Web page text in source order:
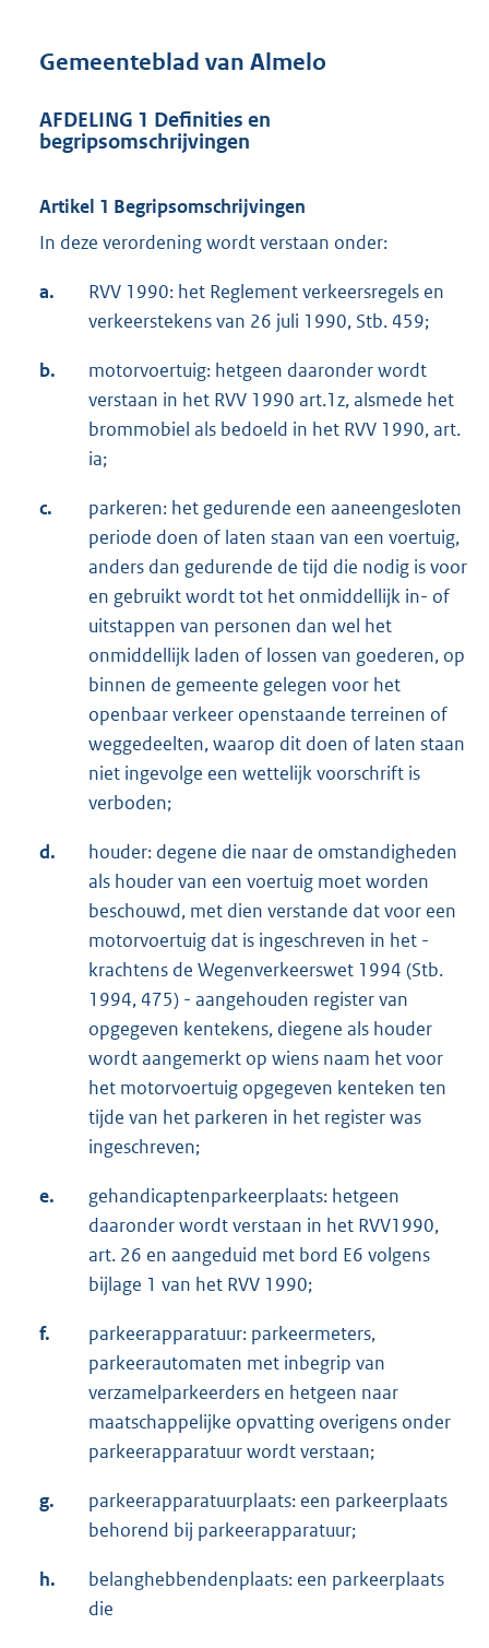
Gemeenteblad van Almelo
AFDELING 1 Definities en
begripsomschrijvingen
Artikel 1 Begripsomschrijvingen
In deze verordening wordt verstaan onder:
a.
RVV 1990: het Reglement verkeersregels en
verkeerstekens van 26 juli 1990, Stb. 459;
b.
motorvoertuig: hetgeen daaronder wordt
verstaan in het RVV 1990 art.1z, alsmede het
brommobiel als bedoeld in het RVV 1990, art.
ia;
c.
parkeren: het gedurende een aaneengesloten
periode doen of laten staan van een voertuig,
anders dan gedurende de tijd die nodig is voor
en gebruikt wordt tot het onmiddellijk in- of
uitstappen van personen dan wel het
onmiddellijk laden of lossen van goederen, op
binnen de gemeente gelegen voor het
openbaar verkeer openstaande terreinen of
weggedeelten, waarop dit doen of laten staan
niet ingevolge een wettelijk voorschrift is
verboden;
d.
houder: degene die naar de omstandigheden
als houder van een voertuig moet worden
beschouwd, met dien verstande dat voor een
motorvoertuig dat is ingeschreven in het -
krachtens de Wegenverkeerswet 1994 (Stb.
1994, 475) - aangehouden register van
opgegeven kentekens, diegene als houder
wordt aangemerkt op wiens naam het voor
het motorvoertuig opgegeven kenteken ten
tijde van het parkeren in het register was
ingeschreven;
e.
gehandicaptenparkeerplaats: hetgeen
daaronder wordt verstaan in het RVV1990,
art. 26 en aangeduid met bord E6 volgens
bijlage 1 van het RVV 1990;
f.
parkeerapparatuur: parkeermeters,
parkeerautomaten met inbegrip van
verzamelparkeerders en hetgeen naar
maatschappelijke opvatting overigens onder
parkeerapparatuur wordt verstaan;
g.
parkeerapparatuurplaats: een parkeerplaats
behorend bij parkeerapparatuur;
h.
belanghebbendenplaats: een parkeerplaats
die